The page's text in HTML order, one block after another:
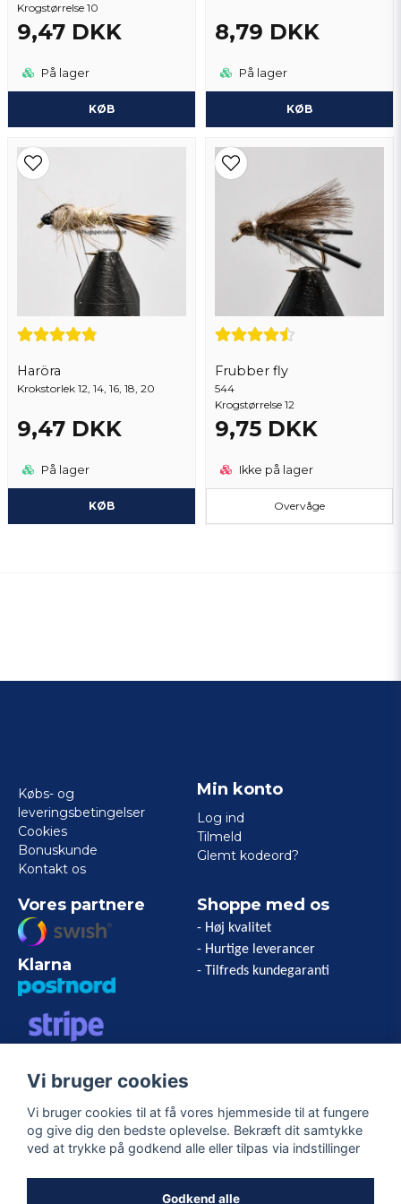
Krogstørrelse 10
9,47 DKK
På lager
KØB
8,79 DKK
På lager
KØB
Haröra
Krokstorlek 12, 14, 16, 18, 20
9,47 DKK
På lager
KØB
Frubber fly
544
Krogstørrelse 12
9,75 DKK
Ikke på lager
Overvåge
Købs- og
leveringsbetingelser
Cookies
Bonuskunde
Kontakt os
Min konto
Log ind
Tilmeld
Glemt kodeord?
Vores partnere
Klarna
EXPRESS
Shoppe med os
- Høj kvalitet
- Hurtige leverancer
- Tilfreds kundegaranti
Følg os
Vi bruger cookies
Vi bruger cookies til at få vores hjemmeside til at fungere
og give dig den bedste oplevelse. Bekræft dit samtykke
ved at trykke på godkend alle eller tilpas via indstillinger
Godkend alle